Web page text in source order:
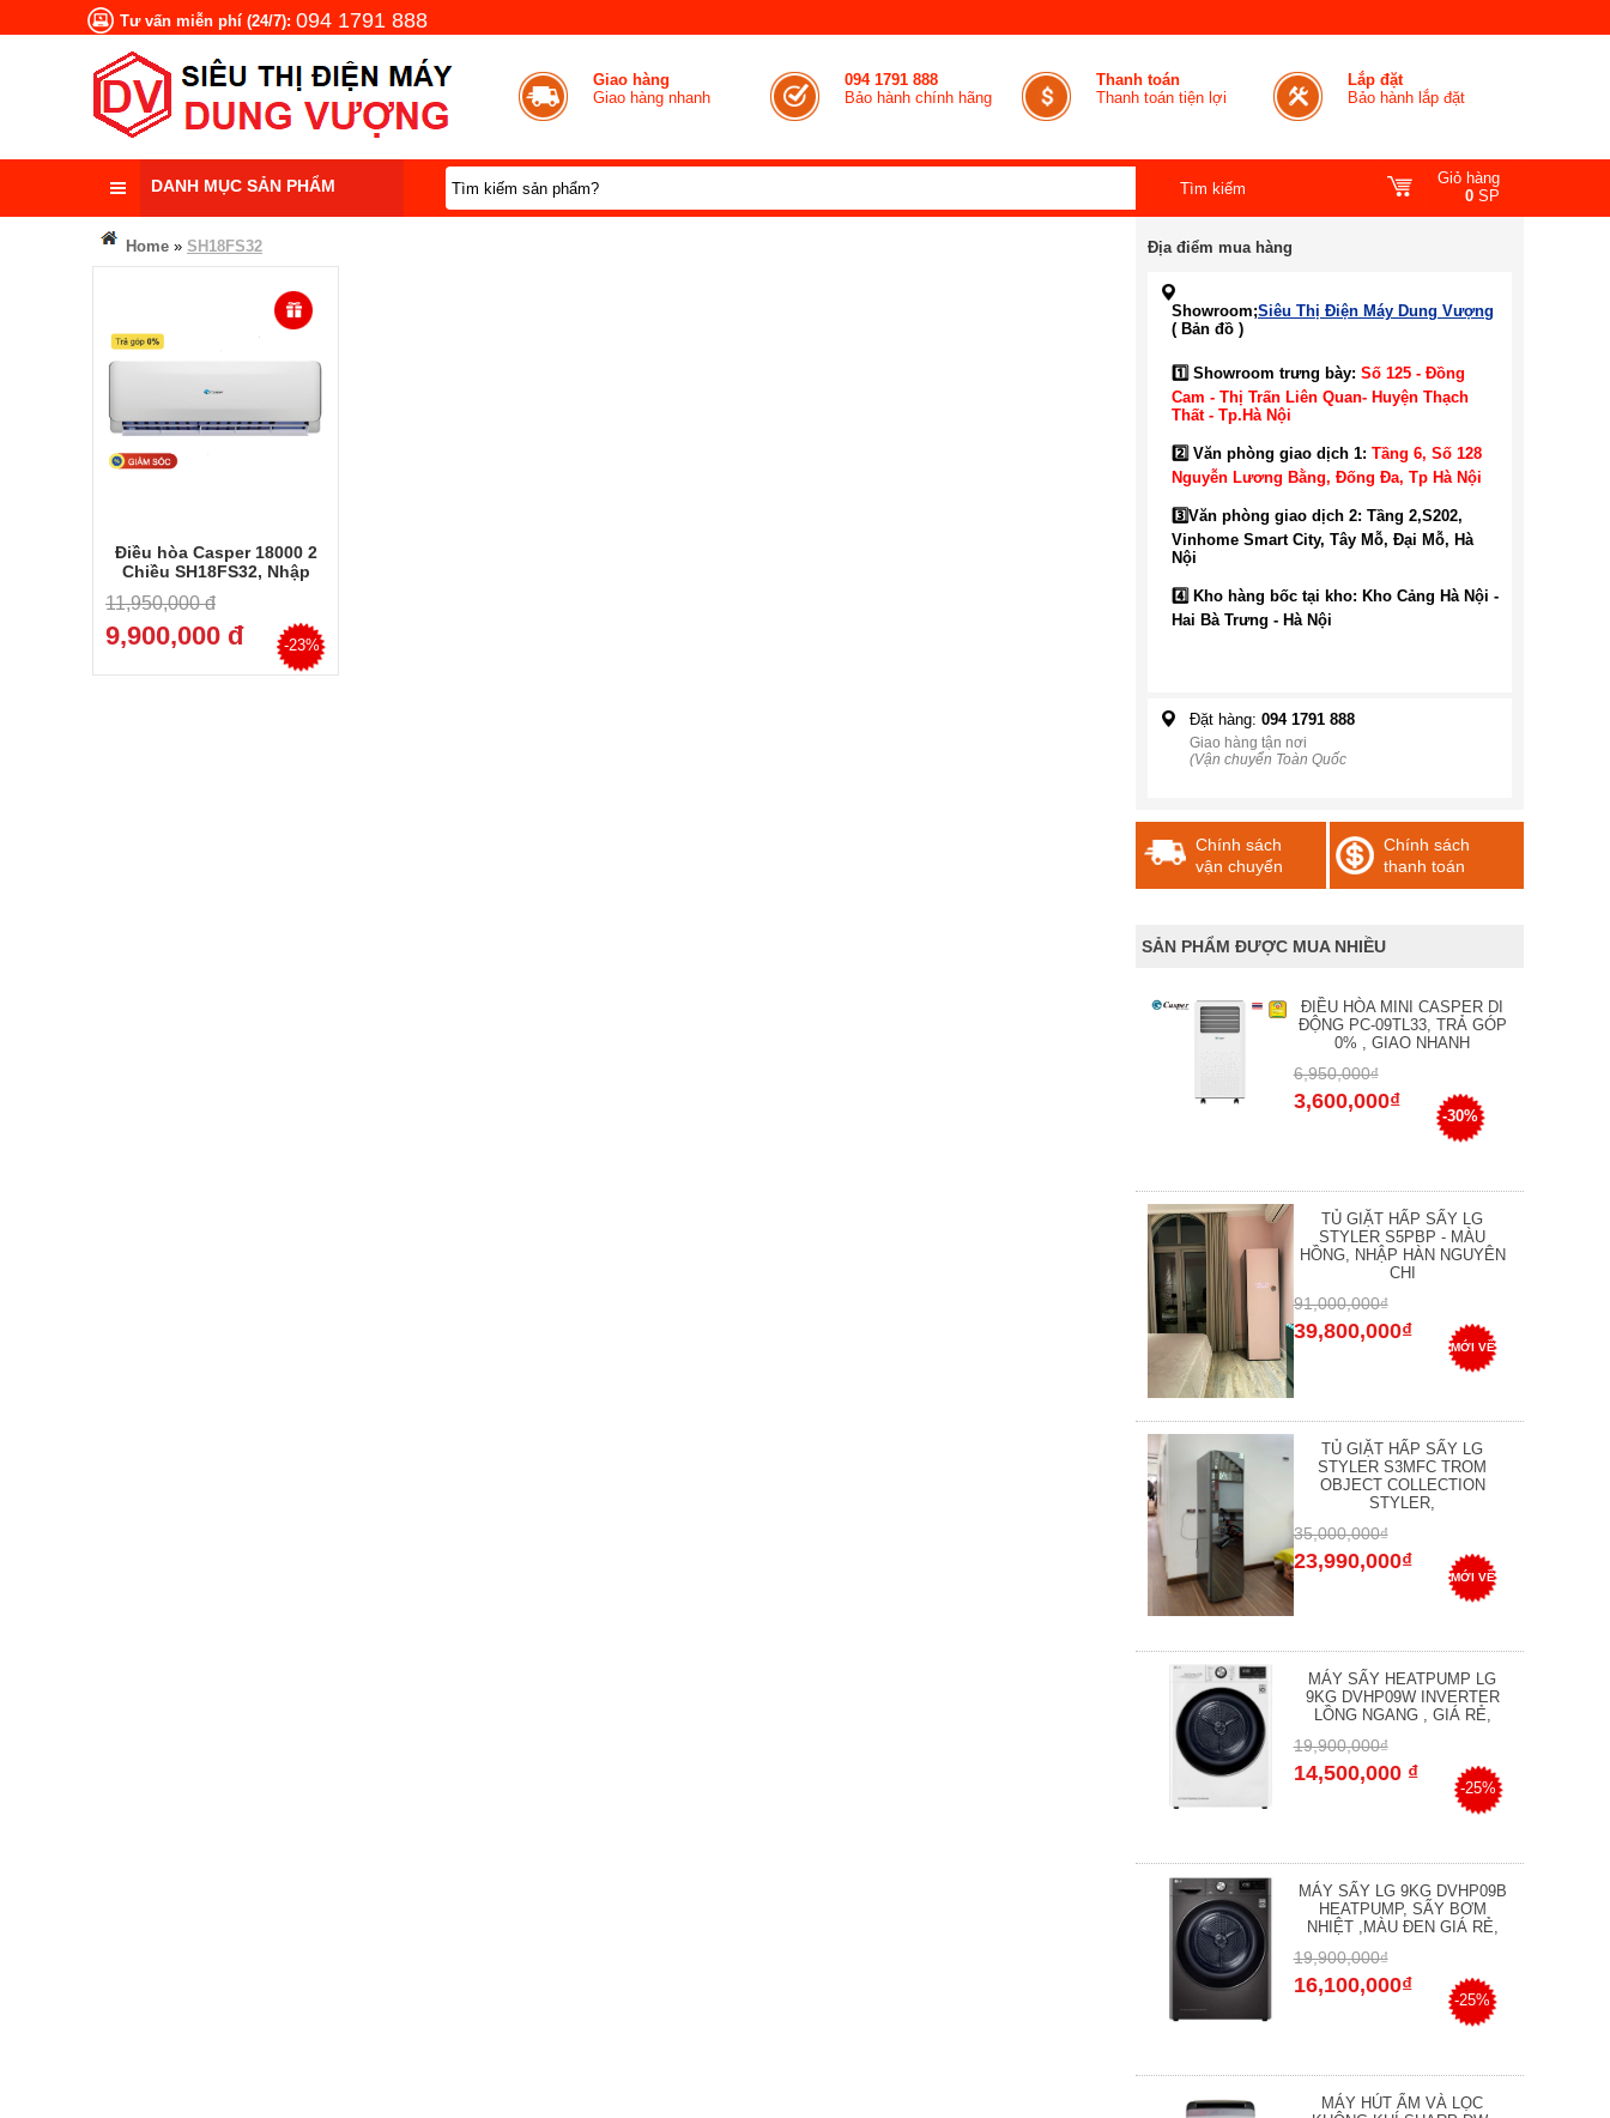
Tư vấn miễn phí (24/7): 094 1791 888
Giao hàng
Giao hàng nhanh
094 1791 888
Bảo hành chính hãng
Thanh toán
Thanh toán tiện lợi
Lắp đặt
Bảo hành lắp đặt
Giỏ hàng
0 SP
DANH MỤC SẢN PHẨM
Home » SH18FS32
Điều hòa Casper 18000 2
Chiều SH18FS32, Nhập
11,950,000 đ
9,900,000 đ -23%
Địa điểm mua hàng
Showroom;Siêu Thị Điện Máy Dung Vượng
( Bản đồ )
1️⃣ Showroom trưng bày: Số 125 - Đồng
Cam - Thị Trấn Liên Quan- Huyện Thạch
Thất - Tp.Hà Nội
2️⃣ Văn phòng giao dịch 1: Tầng 6, Số 128
Nguyễn Lương Bằng, Đống Đa, Tp Hà Nội
3️⃣Văn phòng giao dịch 2: Tầng 2,S202,
Vinhome Smart City, Tây Mỗ, Đại Mỗ, Hà
Nội
4️⃣ Kho hàng bốc tại kho: Kho Cảng Hà Nội -
Hai Bà Trưng - Hà Nội
Đặt hàng: 094 1791 888
Giao hàng tận nơi
(Vận chuyển Toàn Quốc
Chính sách
vận chuyển
Chính sách
thanh toán
SẢN PHẨM ĐƯỢC MUA NHIỀU
ĐIỀU HÒA MINI CASPER DI
ĐỘNG PC-09TL33, TRẢ GÓP
0% , GIAO NHANH
6,950,000₫
3,600,000₫
-30%
TỦ GIẶT HẤP SẤY LG
STYLER S5PBP - MÀU
HỒNG, NHẬP HÀN NGUYÊN
CHI
91,000,000₫
39,800,000₫
MỚI VỀ
TỦ GIẶT HẤP SẤY LG
STYLER S3MFC TROM
OBJECT COLLECTION
STYLER,
35,000,000₫
23,990,000₫
MỚI VỀ
MÁY SẤY HEATPUMP LG
9KG DVHP09W INVERTER
LỒNG NGANG , GIÁ RẺ,
19,900,000₫
14,500,000 ₫
-25%
MÁY SẤY LG 9KG DVHP09B
HEATPUMP, SẤY BƠM
NHIỆT ,MÀU ĐEN GIÁ RẺ,
19,900,000₫
16,100,000₫
-25%
MÁY HÚT ẨM VÀ LỌC